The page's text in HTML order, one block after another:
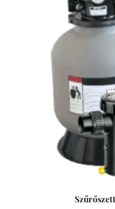
szerelték fel, hogy az
víztisztaság ideális
szivattyúk és
hogy az
az alkatrészek precíz
szivattyúk és szűrők
energiahatékonyság
szűrők polipropilénből
érdekében. Basic szivattyú Termoplasztik műanyagból
lakossági medencék
szivattyú. Minden
műanyagból készült,
1 1/2” - D50 - D63. Neo szűrőtartály Tartós, korrózióálló